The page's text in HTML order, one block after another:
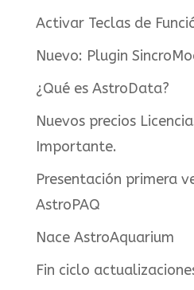
Activar Teclas de
Nuevo: Plugin
¿Qué es AstroData?
Nuevos precios
Importante.
Presentación primera
AstroPAQ
Nace AstroAquarium
Fin ciclo